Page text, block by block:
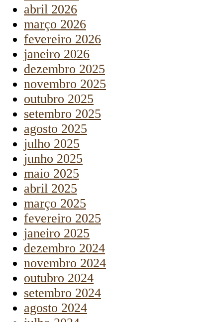
abril 2026
março 2026
fevereiro 2026
janeiro 2026
dezembro 2025
novembro 2025
outubro 2025
setembro 2025
agosto 2025
julho 2025
junho 2025
maio 2025
abril 2025
março 2025
fevereiro 2025
janeiro 2025
dezembro 2024
novembro 2024
outubro 2024
setembro 2024
agosto 2024